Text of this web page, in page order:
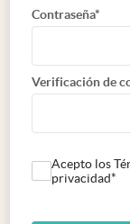
Contraseña*
Verificación de
Acepto los
privacidad*